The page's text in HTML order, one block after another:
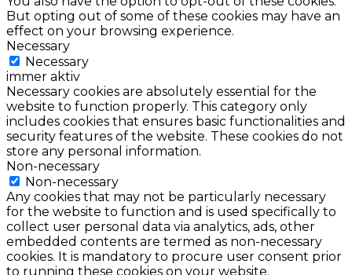
But opting out of some of these cookies may have an
effect on your browsing experience.
Necessary
Necessary
immer aktiv
Necessary cookies are absolutely essential for the
website to function properly. This category only
includes cookies that ensures basic functionalities and
security features of the website. These cookies do not
store any personal information.
Non-necessary
Non-necessary
Any cookies that may not be particularly necessary
for the website to function and is used specifically to
collect user personal data via analytics, ads, other
embedded contents are termed as non-necessary
cookies. It is mandatory to procure user consent prior
to running these cookies on your website.